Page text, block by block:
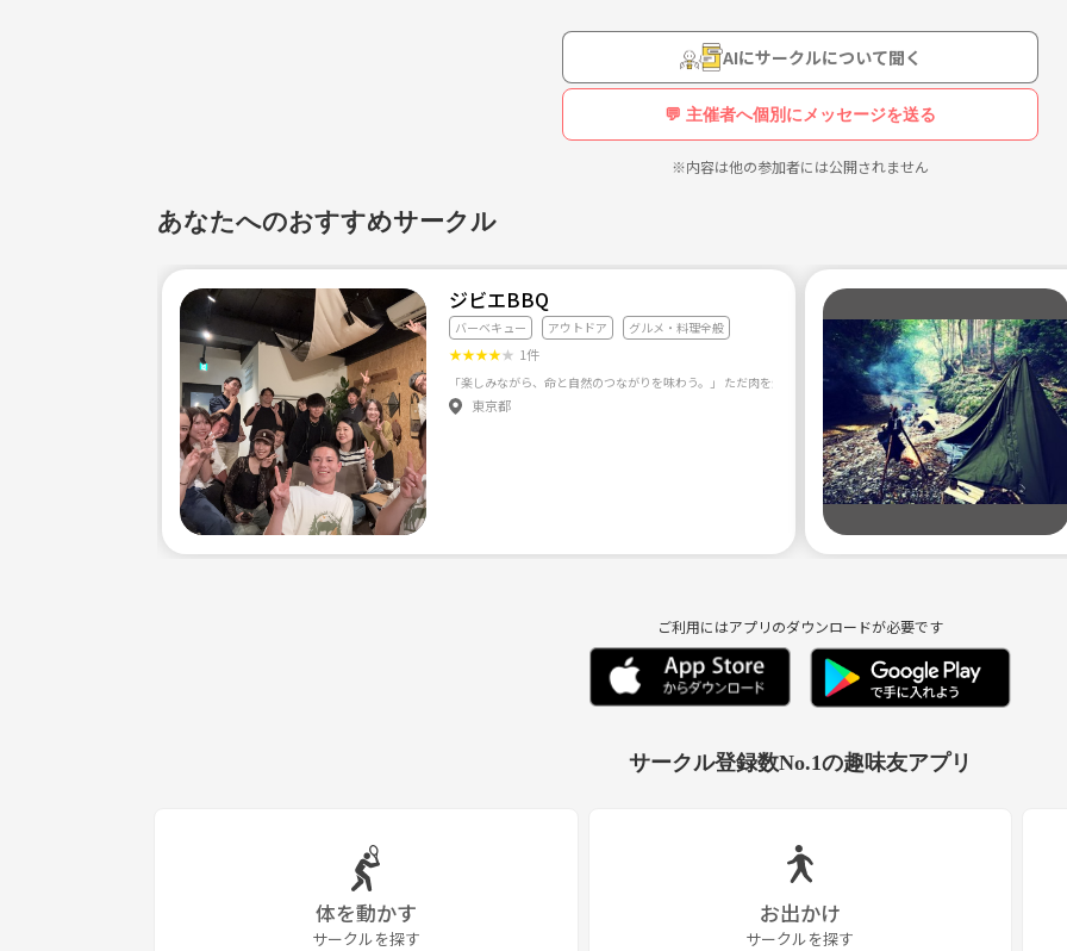
※現在コロナウィルスが流行っておりますが、終息した時に楽しく遊べるようにこんな時こそ募集します笑
初めましてのお茶は、このご時世ライン電話やzoomという機能を使ってお話しするのも面白いかもなので良ければやりま
※宗教・商売・ネットワークビジネスの勧誘などは禁止
※ナンパ等、他の人が不快に思う行為は禁止
《つなげーと上でのLINE IDの交換・聞き出す行為は禁止されています》
AIにサークルについて聞く
💬 主催者へ個別にメッセージを送る
※内容は他の参加者には公開されません
あなたへのおすすめサークル
ジビエBBQ
バーベキュー アウトドア グルメ・料理全般
★★★★★ 1件
東京都
ご利用にはアプリのダウンロードが必要です
サークル登録数No.1の趣味友アプリ
体を動かす
サークルを探す
お出かけ
サークルを探す